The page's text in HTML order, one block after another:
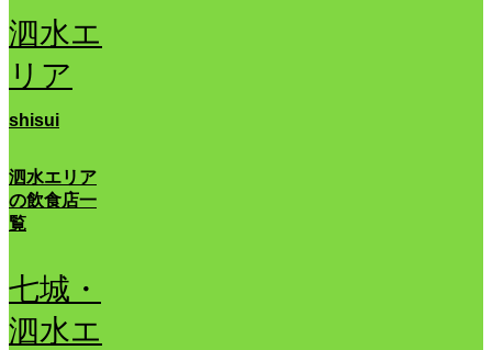
泗水エ
リア
shisui
泗水エリア
の飲食店一
覧
七城・
泗水エ